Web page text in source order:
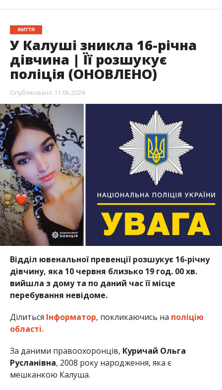
ЖИТТЯ
У Калуші зникла 16-річна
дівчина | Її розшукує
поліція (ОНОВЛЕНО)
Опубліковано 11.06.2024
Відділ ювенальної превенції розшукує 16-річну
дівчину, яка 10 червня близько 19 год. 00 хв.
вийшла з дому та по даний час її місце
перебування невідоме.
Ділиться Інформатор, покликаючись на поліцію
області.
За даними правоохоронців, Куричай Ольга
Русланівна, 2008 року народження, яка є
мешканкою Калуша.